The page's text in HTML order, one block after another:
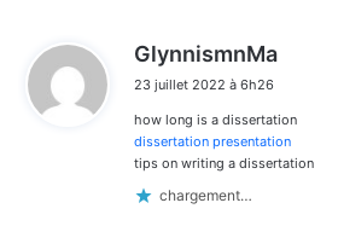
GlynnismnMa
:
23 juillet 2022 à 6h26
how long is a dissertation
dissertation presentation
tips on writing a dissertation
chargement…